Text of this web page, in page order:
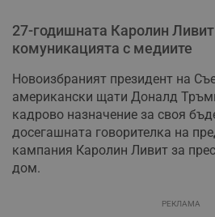
27-годишната Каролин
комуникацията с медиите
Новоизбраният президент на
американски щати Доналд
кадрово назначение за своя
досегашната говорителка на
кампания Каролин Ливит за
дом.
РЕКЛАМА